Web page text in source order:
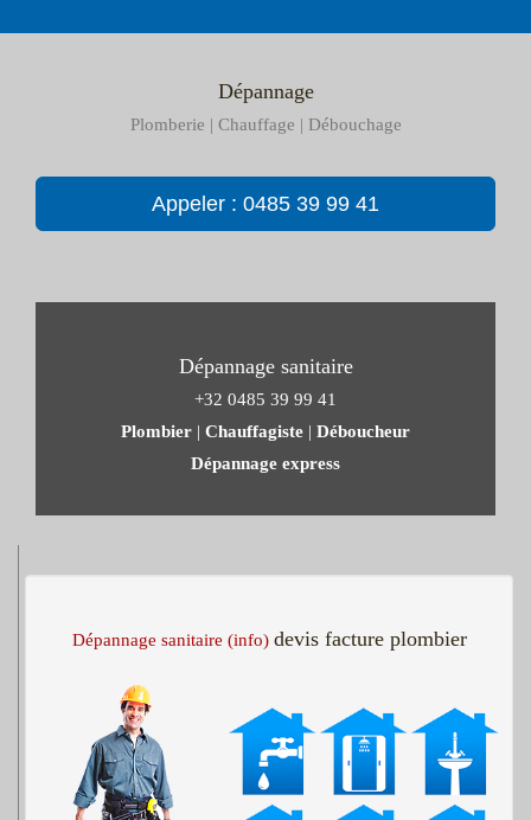
Dépannage
Plomberie | Chauffage | Débouchage
Appeler : 0485 39 99 41
Dépannage sanitaire
+32 0485 39 99 41
Plombier | Chauffagiste | Déboucheur
Dépannage express
Dépannage sanitaire (info) devis facture plombier